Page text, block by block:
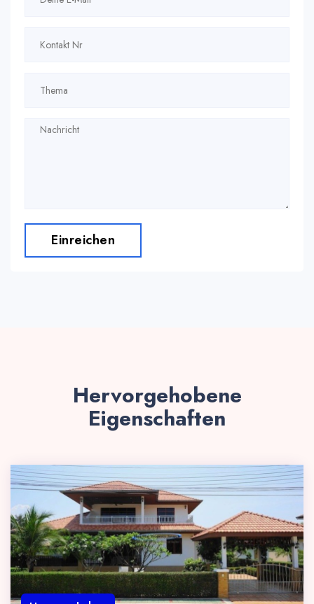
Einreichen
Hervorgehobene
Eigenschaften